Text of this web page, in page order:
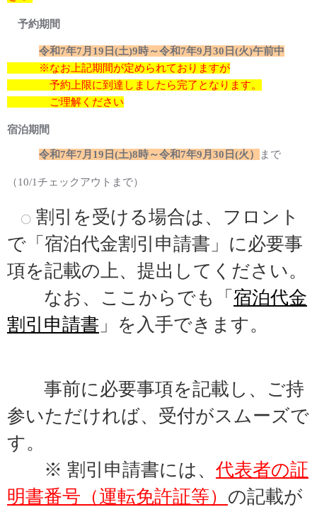
予約期間
令和7年7月19日(土)9時～令和7年9月30日(火)午前中
※なお上記期間が定められておりますが
予約上限に到達しましたら完了となります。
ご理解ください
宿泊期間
令和7年7月19日(土)8時～令和7年9月30日(火） まで
（10/1チェックアウトまで）
〇 割引を受ける場合は、フロント
で「宿泊代金割引申請書」に必要事
項を記載の上、提出してください。
なお、ここからでも「 宿泊代金
割引申請書 」を入手できます。
事前に必要事項を記載し、
ご持
参いただければ、受付がスムーズで
す。
※ 割引申請書には、 代表者の証
明書番号（運転免許証等） の記載が